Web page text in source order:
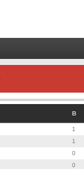
B
1
1
0
0